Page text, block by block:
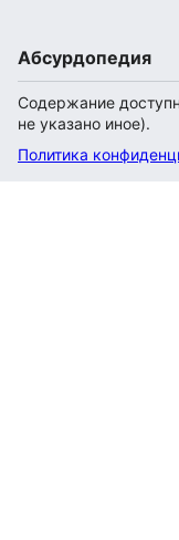
Абсурдопедия
Содержание
не указано иное).
Политика